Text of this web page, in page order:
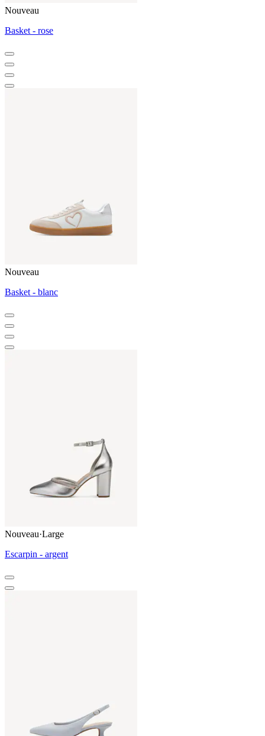
Nouveau
Basket - rose
Nouveau
Basket - blanc
Nouveau·Large
Escarpin - argent